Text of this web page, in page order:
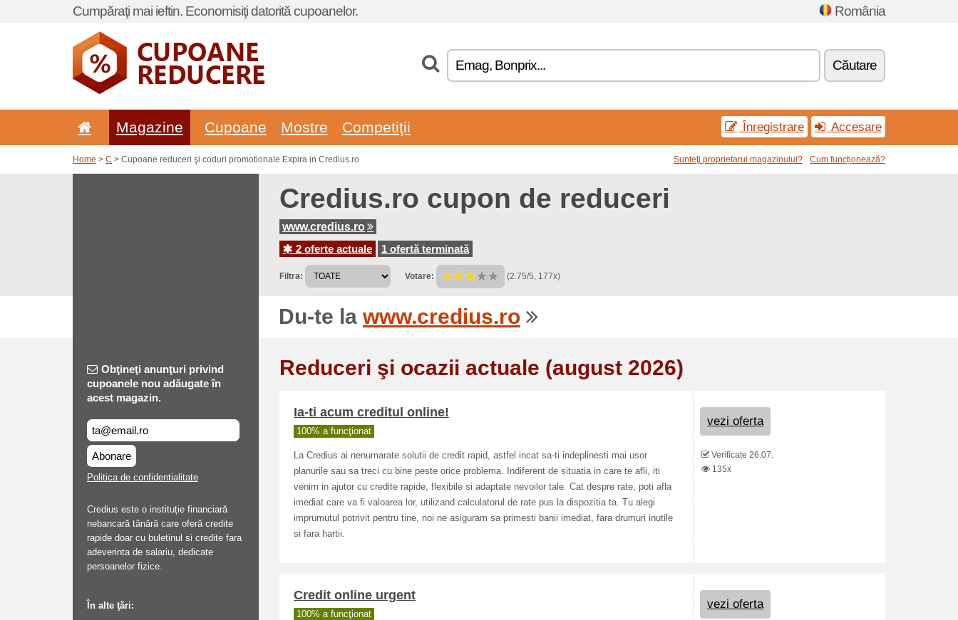
Cumpăraţi mai ieftin. Economisiţi datorită cupoanelor. România
Căutare
Magazine Cupoane Mostre Competiţii Înregistrare Accesare
Home > C > Cupoane reduceri şi coduri promotionale Expira in Credius.ro Sunteţi proprietarul magazinului? Cum funcționează?
Credius.ro cupon de reduceri
www.credius.ro
2 oferte actuale
1 ofertă terminată
Filtra: Votare: (2.75/5, 177x)
Du-te la www.credius.ro
Obţineţi anunţuri privind
cupoanele nou adăugate în
acest magazin.
Abonare
Politica de confidentialitate
Credius este o instituție financiară
nebancară tânără care oferă credite
rapide doar cu buletinul si credite fara
adeverinta de salariu, dedicate
persoanelor fizice.
În alte ţări:
Reduceri şi ocazii actuale (august 2026)
Ia-ti acum creditul online!
100% a funcţionat
La Credius ai nenumarate solutii de credit rapid, astfel incat sa-ti indeplinesti mai usor
planurile sau sa treci cu bine peste orice problema. Indiferent de situatia in care te afli, iti
venim in ajutor cu credite rapide, flexibile si adaptate nevoilor tale. Cat despre rate, poti afla
imediat care va fi valoarea lor, utilizand calculatorul de rate pus la dispozitia ta. Tu alegi
imprumutul potrivit pentru tine, noi ne asiguram sa primesti banii imediat, fara drumuri inutile
si fara hartii.
vezi oferta
Verificate 26.07.
135x
Credit online urgent
100% a funcţionat
vezi oferta